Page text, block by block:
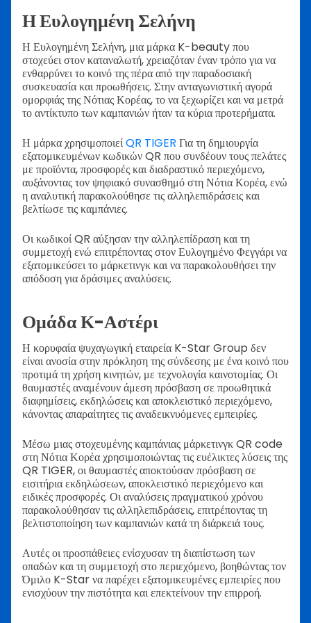
Η Ευλογημένη Σελήνη
Η Ευλογημένη Σελήνη, μια μάρκα K-beauty που
στοχεύει στον καταναλωτή, χρειαζόταν έναν τρόπο για να
ενθαρρύνει το κοινό της πέρα από την παραδοσιακή
συσκευασία και προωθήσεις. Στην ανταγωνιστική αγορά
ομορφιάς της Νότιας Κορέας, το να ξεχωρίζει και να μετρά
το αντίκτυπο των καμπανιών ήταν τα κύρια προτερήματα.
Η μάρκα χρησιμοποιείQR TIGER Για τη δημιουργία
εξατομικευμένων κωδικών QR που συνδέουν τους πελάτες
με προϊόντα, προσφορές και διαδραστικό περιεχόμενο,
αυξάνοντας τον ψηφιακό συνασθημό στη Νότια Κορέα, ενώ
η αναλυτική παρακολούθησε τις αλληλεπιδράσεις και
βελτίωσε τις καμπάνιες.
Οι κωδικοί QR αύξησαν την αλληλεπίδραση και τη
συμμετοχή ενώ επιτρέποντας στον Ευλογημένο Φεγγάρι να
εξατομικεύσει το μάρκετινγκ και να παρακολουθήσει την
απόδοση για δράσιμες αναλύσεις.
Ομάδα Κ-Αστέρι
Η κορυφαία ψυχαγωγική εταιρεία K-Star Group δεν
είναι ανοσία στην πρόκληση της σύνδεσης με ένα κοινό που
προτιμά τη χρήση κινητών, με τεχνολογία καινοτομίας. Οι
θαυμαστές αναμένουν άμεση πρόσβαση σε προωθητικά
διαφημίσεις, εκδηλώσεις και αποκλειστικό περιεχόμενο,
κάνοντας απαραίτητες τις αναδεικνυόμενες εμπειρίες.
Μέσω μιας στοχευμένης καμπάνιας μάρκετινγκ QR code
στη Νότια Κορέα χρησιμοποιώντας τις ευέλικτες λύσεις της
QR TIGER, οι θαυμαστές αποκτούσαν πρόσβαση σε
εισιτήρια εκδηλώσεων, αποκλειστικό περιεχόμενο και
ειδικές προσφορές. Οι αναλύσεις πραγματικού χρόνου
παρακολούθησαν τις αλληλεπιδράσεις, επιτρέποντας τη
βελτιστοποίηση των καμπανιών κατά τη διάρκειά τους.
Αυτές οι προσπάθειες ενίσχυσαν τη διαπίστωση των
οπαδών και τη συμμετοχή στο περιεχόμενο, βοηθώντας τον
Όμιλο K-Star να παρέχει εξατομικευμένες εμπειρίες που
ενισχύουν την πιστότητα και επεκτείνουν την επιρροή.